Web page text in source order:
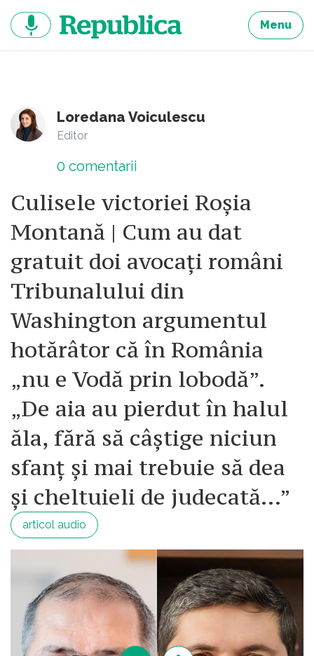
continut
Menu
Loredana Voiculescu
Editor
0 comentarii
Culisele victoriei Roșia
Montană | Cum au dat
gratuit doi avocați români
Tribunalului din
Washington argumentul
hotărâtor că în România
„nu e Vodă prin lobodă”.
„De aia au pierdut în halul
ăla, fără să câștige niciun
sfanț și mai trebuie să dea
și cheltuieli de judecată…”
articol audio